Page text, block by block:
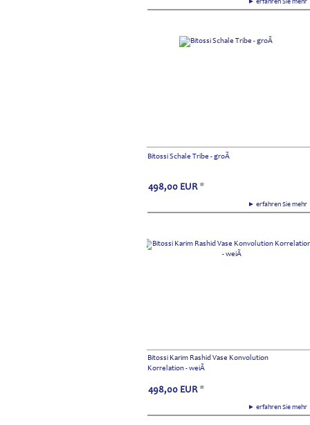
► erfahren Sie
Bitossi Schale Tribe - groÃ
► erfahren Sie
498,00 EUR *
Bitossi Karim Rashid Vase Konvolution
Korrelation - weiÃ
► erfahren Sie
498,00 EUR *